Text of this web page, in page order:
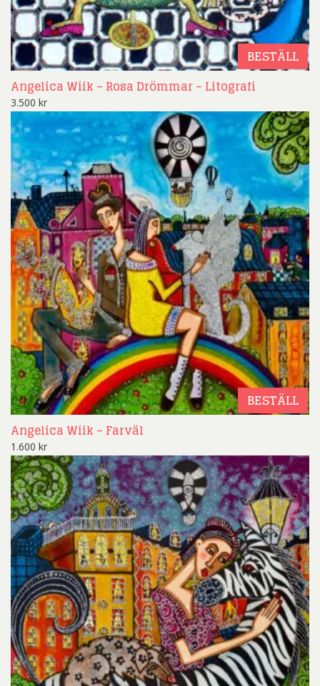
BESTÄLL
Angelica Wiik – Rosa Drömmar – Litografi
3.500 kr
BESTÄLL
Angelica Wiik – Farväl
1.600 kr